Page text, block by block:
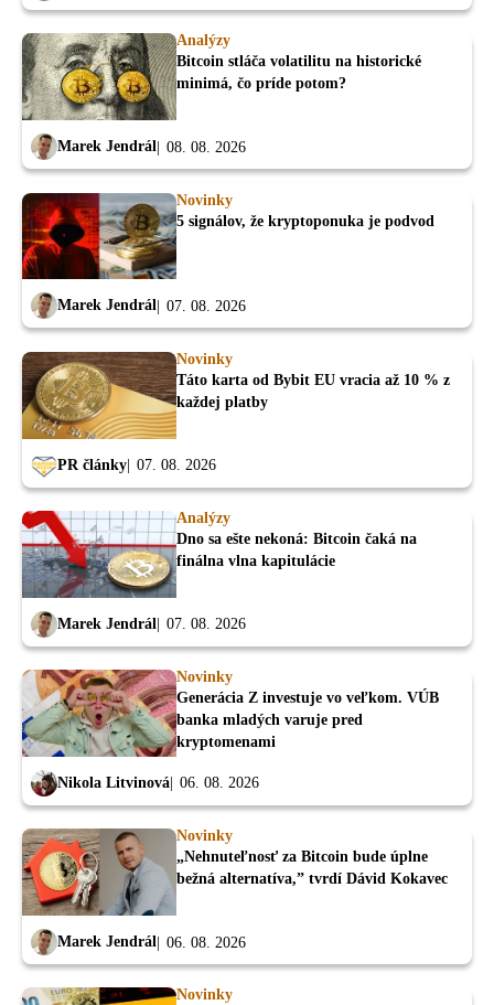
Analýzy
Bitcoin stláča volatilitu na historické
minimá, čo príde potom?
Marek Jendrál 08. 08. 2026
Novinky
5 signálov, že kryptoponuka je podvod
Marek Jendrál 07. 08. 2026
Novinky
Táto karta od Bybit EU vracia až 10 % z
každej platby
PR články 07. 08. 2026
Analýzy
Dno sa ešte nekoná: Bitcoin čaká na
finálna vlna kapitulácie
Marek Jendrál 07. 08. 2026
Novinky
Generácia Z investuje vo veľkom. VÚB
banka mladých varuje pred
kryptomenami
Nikola Litvinová 06. 08. 2026
Novinky
„Nehnuteľnosť za Bitcoin bude úplne
bežná alternatíva,” tvrdí Dávid Kokavec
Marek Jendrál 06. 08. 2026
Novinky